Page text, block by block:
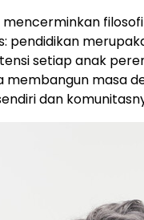
pendidikan
setiap anak
masa
dan